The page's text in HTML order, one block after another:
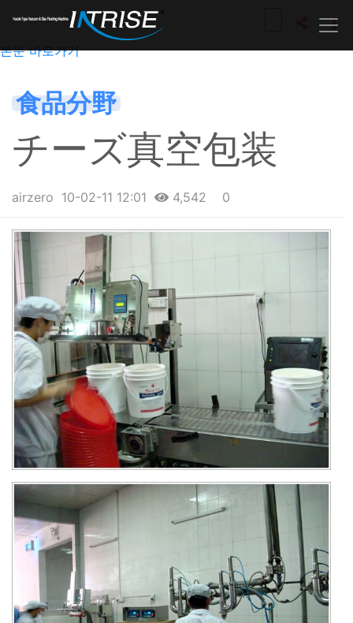
본문 바로가기
食品分野
チーズ真空包装
airzero 10-02-11 12:01 4,542 0
본문